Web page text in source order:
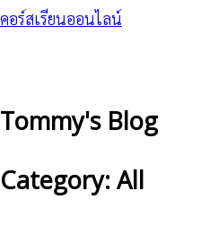
คอร์สเรียนออนไลน์
Tommy's Blog
Category: All